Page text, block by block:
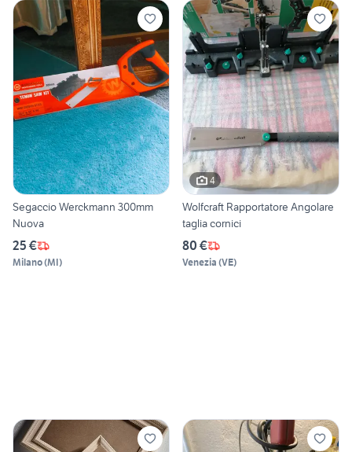
Segaccio Werckmann 300mm
Nuova
25 €
Milano(MI)
4
Wolfcraft Rapportatore Angolare
taglia cornici
80 €
Venezia (VE)